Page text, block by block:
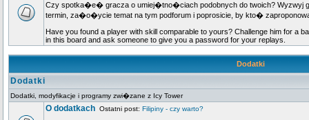
Czy spotka�e� gracza o umiej�tno�ciach podobnych do twoich? Wyzwyj
termin, za�o�ycie temat na tym podforum i poprosicie, by kto�
Have you found a player with skill comparable to yours? Challenge him for a
in this board and ask someone to give you a password for your replays.
Dodatki
Dodatki
Dodatki, modyfikacje i programy zwi�zane z Icy Tower
O dodatkach Ostatni post: Filipiny - czy warto?